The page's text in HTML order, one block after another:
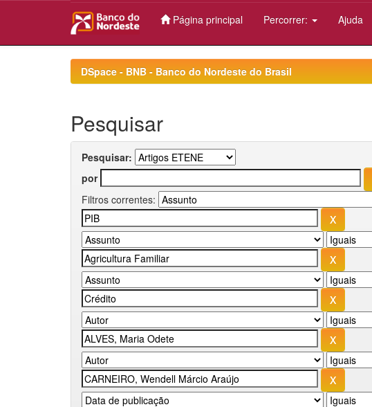
Página principal Percorrer: Ajuda
DSpace - BNB - Banco do Nordeste do Brasil
Pesquisar
Pesquisar:
por
Filtros correntes: